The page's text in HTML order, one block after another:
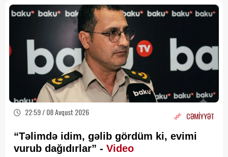
22:59 / 08 Avqust 2026 CƏMİYYƏT
“Təlimdə idim, gəlib gördüm ki, evimi
vurub dağıdırlar” - Video